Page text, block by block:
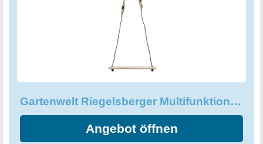
Gartenwelt Riegelsberger Multifunktions Trapez Hartholztrapez zum Aufhängen
Angebot öffnen